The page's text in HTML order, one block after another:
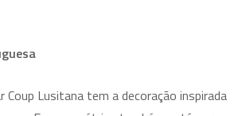
Coup Lusitana tem a decoração inspirada